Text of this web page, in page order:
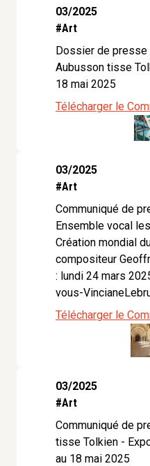
03/2025
#Art
Dossier de presse
Aubusson tisse
18 mai 2025
Télécharger le
03/2025
#Art
Communiqué de
Ensemble vocal
Création mondial
compositeur
: lundi 24 mars
vous-
Télécharger le
03/2025
#Art
Communiqué de
tisse Tolkien -
au 18 mai 2025